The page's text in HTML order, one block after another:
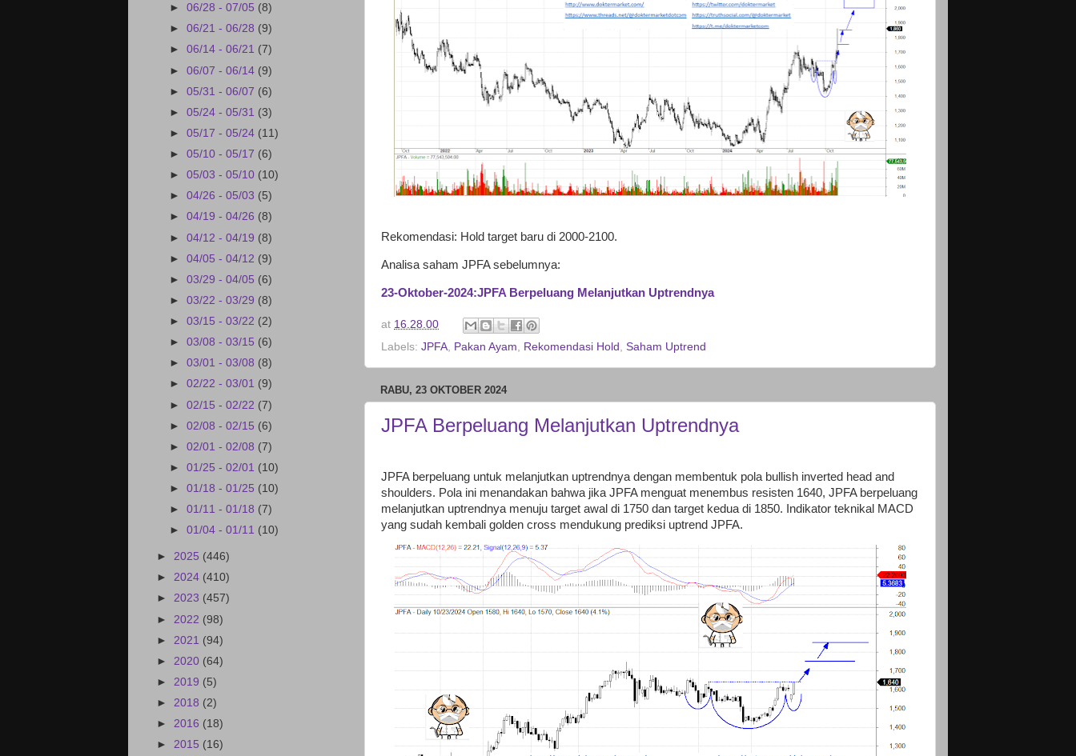
Rekomendasi: Hold target baru di 2000-2100.
Analisa saham JPFA sebelumnya:
23-Oktober-2024:JPFA Berpeluang Melanjutkan Uptrendnya
at 16.28.00
Labels: JPFA, Pakan Ayam, Rekomendasi Hold , Saham Uptrend
RABU, 23 OKTOBER 2024
JPFA Berpeluang Melanjutkan Uptrendnya
JPFA berpeluang untuk melanjutkan uptrendnya dengan membentuk pola bullish inverted head and
shoulders. Pola ini menandakan bahwa jika JPFA menguat menembus resisten 1640, JPFA berpeluang
melanjutkan uptrendnya menuju target awal di 1750 dan target kedua di 1850. Indikator teknikal MACD
yang sudah kembali golden cross mendukung prediksi uptrend JPFA.
►06/28 - 07/05 (8)
►06/21 - 06/28 (9)
►06/14 - 06/21 (7)
►06/07 - 06/14 (9)
►05/31 - 06/07 (6)
►05/24 - 05/31 (3)
►05/17 - 05/24 (11)
►05/10 - 05/17 (6)
►05/03 - 05/10 (10)
►04/26 - 05/03 (5)
►04/19 - 04/26 (8)
►04/12 - 04/19 (8)
►04/05 - 04/12 (9)
►03/29 - 04/05 (6)
►03/22 - 03/29 (8)
►03/15 - 03/22 (2)
►03/08 - 03/15 (6)
►03/01 - 03/08 (8)
►02/22 - 03/01 (9)
►02/15 - 02/22 (7)
►02/08 - 02/15 (6)
►02/01 - 02/08 (7)
►01/25 - 02/01 (10)
►01/18 - 01/25 (10)
►01/11 - 01/18 (7)
►01/04 - 01/11 (10)
► 2025 (446)
► 2024 (410)
► 2023 (457)
► 2022 (98)
► 2021 (94)
► 2020 (64)
► 2019 (5)
► 2018 (2)
► 2016 (18)
► 2015 (16)